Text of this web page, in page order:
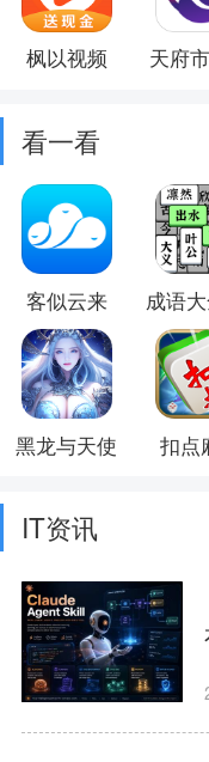
枫以视频 天府
看一看
客似云来
黑龙与天使 扣点
IT资讯